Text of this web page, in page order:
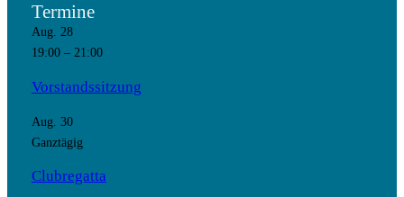
Termine
Aug. 28
19:00– 21:00
Vorstandssitzung
Aug. 30
Ganztägig
Clubregatta